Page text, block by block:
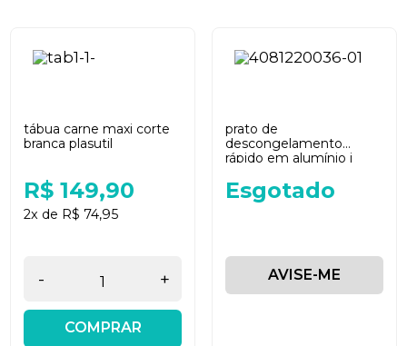
tábua carne maxi corte
branca plasutil
R$ 149,90
2x de R$ 74,95
- +
COMPRAR
prato de
descongelamento
rápido em alumínio i
Esgotado
AVISE-ME